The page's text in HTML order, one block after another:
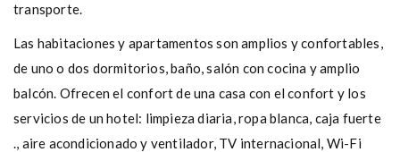
transporte.
Las habitaciones y apartamentos son amplios y confortables,
de uno o dos dormitorios, baño, salón con cocina y amplio
balcón. Ofrecen el confort de una casa con el confort y los
servicios de un hotel: limpieza diaria, ropa blanca, caja fuerte
., aire acondicionado y ventilador, TV internacional, Wi-Fi